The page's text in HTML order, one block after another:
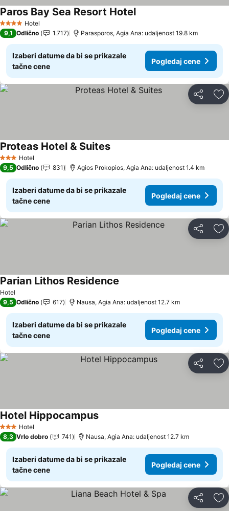
4 ZvezdiceHotel
Paros Bay Sea Resort HotelPogledaj cene
9,1 Odlično 1.717 Parasporos, Agia Ana: udaljenost 19.8 km
Izaberi datume da bi se prikazale
tačne cene
Pogledaj cene
Deli
3 Zvezdice
Hotel
Proteas Hotel & SuitesPogledaj cene
9,5 Odlično 831 Agios Prokopios, Agia Ana: udaljenost 1.4 km
Izaberi datume da bi se prikazale
tačne cene
Pogledaj cene
Deli
Hotel
Parian Lithos Residence
9,5 Odlično 617 Nausa, Agia Ana: udaljenost 12.7 km
Izaberi datume da bi se prikazale
tačne cene
Pogledaj cene
Deli
3 Zvezdice
Hotel
Hotel HippocampusPogledaj cene
8,3 Vrlo dobro 741 Nausa, Agia Ana: udaljenost 12.7 km
Izaberi datume da bi se prikazale
tačne cene
Pogledaj cene
Deli